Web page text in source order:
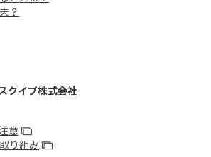
？
クイブ株式会社
意
り組み